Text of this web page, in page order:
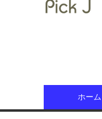
ホーム